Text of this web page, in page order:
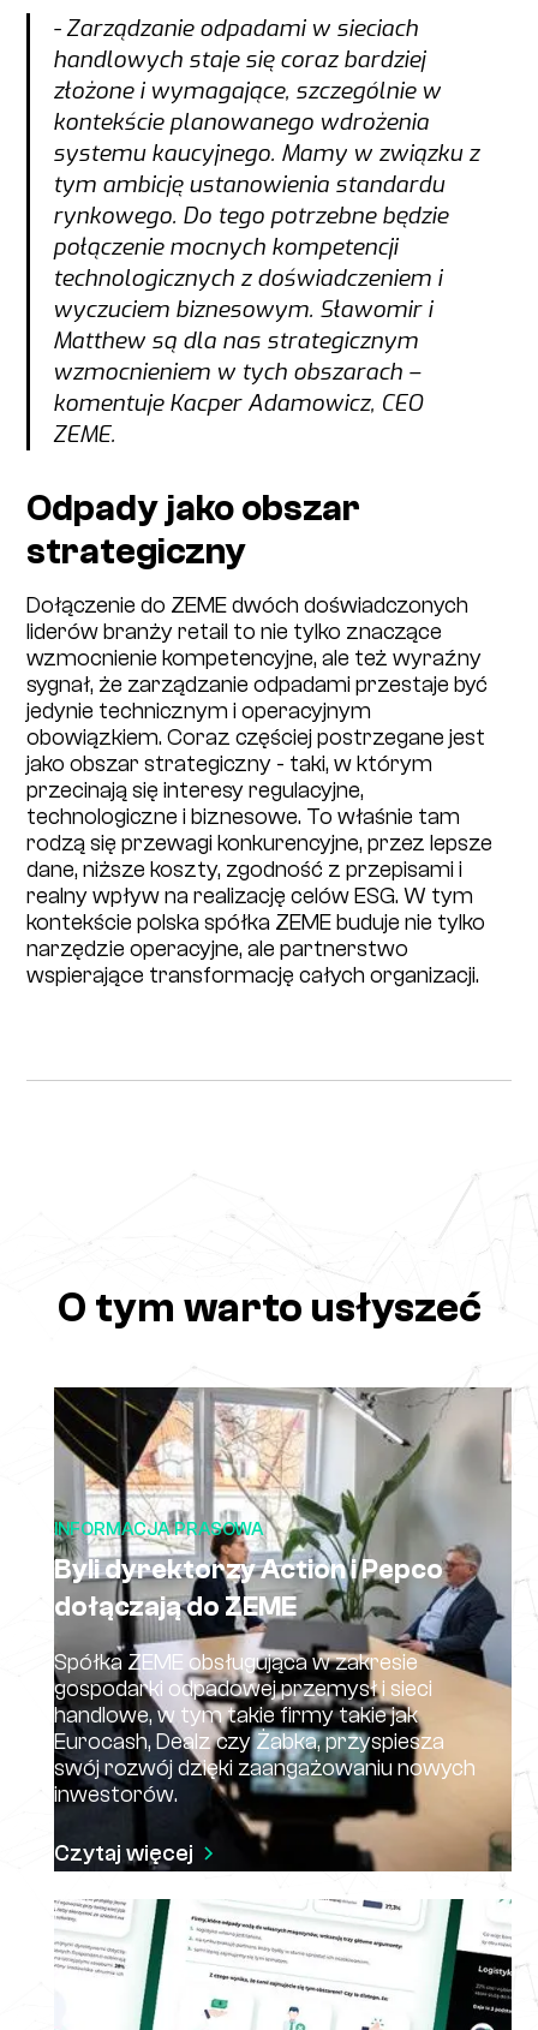
- Zarządzanie odpadami w sieciach
handlowych staje się coraz bardziej
złożone i wymagające, szczególnie w
kontekście planowanego wdrożenia
systemu kaucyjnego. Mamy w związku z
tym ambicję ustanowienia standardu
rynkowego. Do tego potrzebne będzie
połączenie mocnych kompetencji
technologicznych z doświadczeniem i
wyczuciem biznesowym. Sławomir i
Matthew są dla nas strategicznym
wzmocnieniem w tych obszarach –
komentuje Kacper Adamowicz, CEO
ZEME.
Odpady jako obszar
strategiczny
Dołączenie do ZEME dwóch doświadczonych
liderów branży retail to nie tylko znaczące
wzmocnienie kompetencyjne, ale też wyraźny
sygnał, że zarządzanie odpadami przestaje być
jedynie technicznym i operacyjnym
obowiązkiem. Coraz częściej postrzegane jest
jako obszar strategiczny - taki, w którym
przecinają się interesy regulacyjne,
technologiczne i biznesowe. To właśnie tam
rodzą się przewagi konkurencyjne, przez lepsze
dane, niższe koszty, zgodność z przepisami i
realny wpływ na realizację celów ESG. W tym
kontekście polska spółka ZEME buduje nie tylko
narzędzie operacyjne, ale partnerstwo
wspierające transformację całych organizacji.
O tym warto usłyszeć
INFORMACJA PRASOWA
Byli dyrektorzy Action i Pepco
dołączają do ZEME
Spółka ZEME obsługująca w zakresie
gospodarki odpadowej przemysł i sieci
handlowe, w tym takie firmy takie jak
Eurocash, Dealz czy Żabka, przyspiesza
swój rozwój dzięki zaangażowaniu nowych
inwestorów.
Czytaj więcej